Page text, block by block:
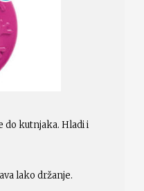
do kutnjaka. Hladi i
lako držanje.